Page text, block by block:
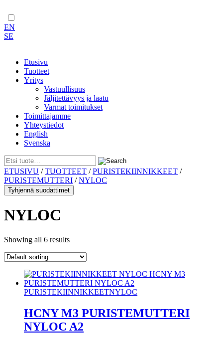
EN
SE
Etusivu
Tuotteet
Yritys
Vastuullisuus
Jäljitettävyys ja laatu
Varmat toimitukset
Toimittajamme
Yhteystiedot
English
Svenska
Skip
to
content
ETUSIVU /TUOTTEET /PURISTEKIINNIKKEET /
PURISTEMUTTERI /NYLOC
Tyhjennä suodattimet
NYLOC
Showing all 6 results
PURISTEKIINNIKKEETNYLOC
HCNY M3 PURISTEMUTTERI
NYLOC A2